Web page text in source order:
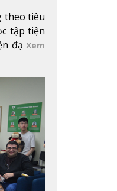
theo tiêu
tập tiện
đạ Xem